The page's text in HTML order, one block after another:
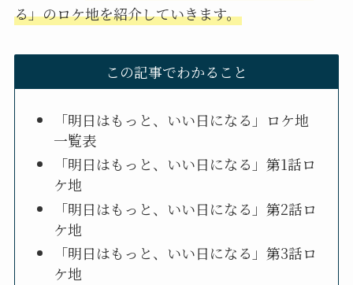
る」のロケ地を紹介していきます。
この記事でわかること
「明日はもっと、いい日になる」ロケ地
一覧表
「明日はもっと、いい日になる」第1話ロ
ケ地
「明日はもっと、いい日になる」第2話ロ
ケ地
「明日はもっと、いい日になる」第3話ロ
ケ地